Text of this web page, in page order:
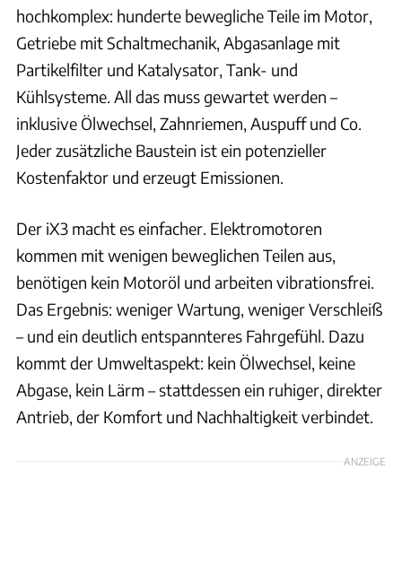
hochkomplex: hunderte bewegliche Teile im Motor,
Getriebe mit Schaltmechanik, Abgasanlage mit
Partikelfilter und Katalysator, Tank- und
Kühlsysteme. All das muss gewartet werden –
inklusive Ölwechsel, Zahnriemen, Auspuff und Co.
Jeder zusätzliche Baustein ist ein potenzieller
Kostenfaktor und erzeugt Emissionen.
Der iX3 macht es einfacher. Elektromotoren
kommen mit wenigen beweglichen Teilen aus,
benötigen kein Motoröl und arbeiten vibrationsfrei.
Das Ergebnis: weniger Wartung, weniger Verschleiß
– und ein deutlich entspannteres Fahrgefühl. Dazu
kommt der Umweltaspekt: kein Ölwechsel, keine
Abgase, kein Lärm – stattdessen ein ruhiger, direkter
Antrieb, der Komfort und Nachhaltigkeit verbindet.
ANZEIGE